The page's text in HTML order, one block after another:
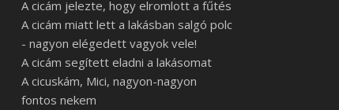
A cicám jelezte, hogy elromlott a fűtés
A cicám miatt lett a lakásban salgó polc
- nagyon elégedett vagyok vele!
A cicám segített eladni a lakásomat
A cicuskám, Mici, nagyon-nagyon
fontos nekem